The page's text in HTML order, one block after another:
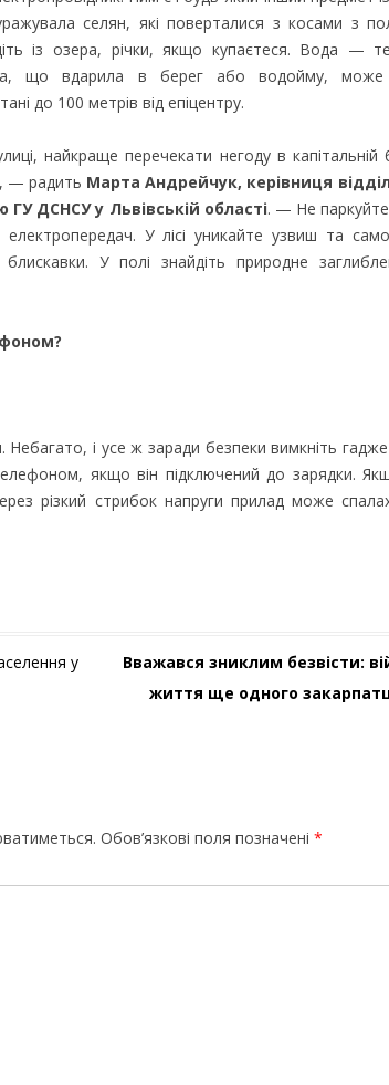
селян, які поверталися з косами з
із озера, річки, якщо купаєтеся. Вода —
що вдарила в берег або водойму, може
до 100 мет­рів від епіцентру.
найкраще перечекати негоду в капітальній
— радить Марта Андрейчук, керівниця
ДСНСУ у Львівській області. — Не
У лісі уникайте узвиш та
У полі знайдіть природне
і усе ж заради безпеки вимкніть
якщо він підключений до зарядки.
різкий стрибок напруги прилад може
у
Вважався зниклим безвісти:
життя ще одного
Обов’язкові поля позначені *